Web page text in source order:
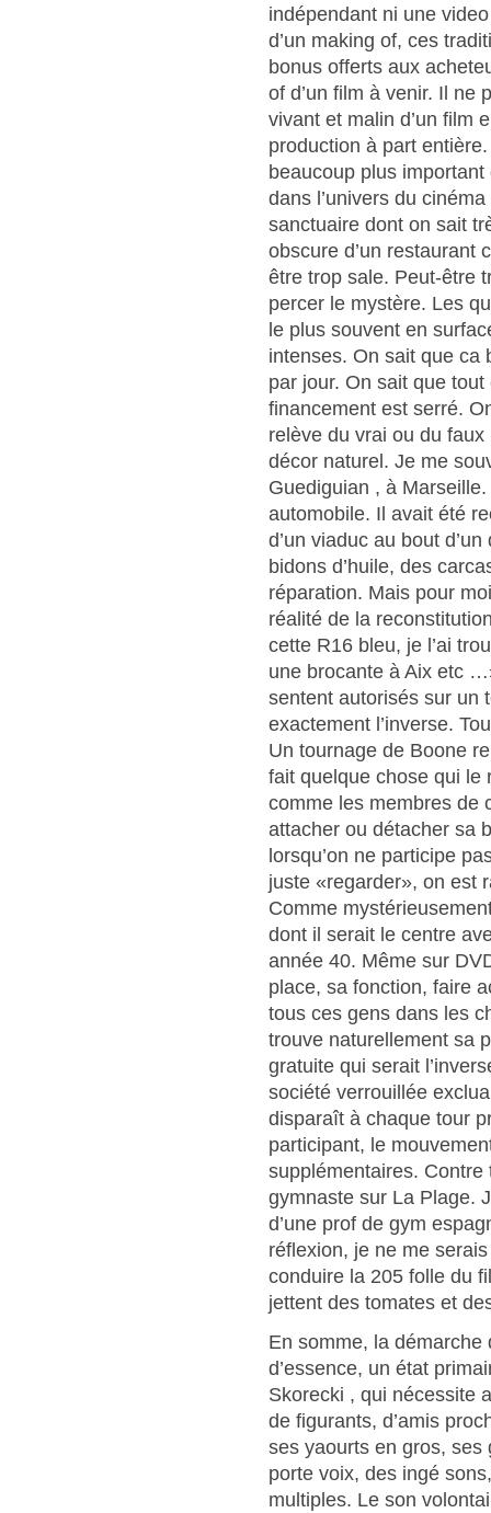
indépendant ni une
d’un making of, ces
bonus offerts aux
of d’un film à venir. Il ne
vivant et malin d’un film
production à part
beaucoup plus important
dans l’univers du
sanctuaire dont on sait
obscure d’un restaurant
être trop sale. Peut-être
percer le mystère. Les
le plus souvent en
intenses. On sait que ca
par jour. On sait que
financement est serré.
relève du vrai ou du
décor naturel. Je me
Guediguian , à
automobile. Il avait été
d’un viaduc au bout
bidons d’huile, des
réparation. Mais pour
réalité de la
cette R16 bleu, je l’ai
une brocante à Aix etc
sentent autorisés sur un
exactement l’inverse.
Un tournage de Boone
fait quelque chose qui le
comme les membres de
attacher ou détacher sa
lorsqu’on ne participe
juste «regarder», on est
Comme
dont il serait le centre
année 40. Même sur
place, sa fonction, faire
tous ces gens dans les
trouve naturellement sa
gratuite qui serait
société verrouillée
disparaît à chaque tour
participant, le
supplémentaires. Contre
gymnaste sur La Plage.
d’une prof de gym
réflexion, je ne me
conduire la 205 folle du
jettent des tomates et
En somme, la
d’essence, un état
Skorecki , qui nécessite
de figurants, d’amis
ses yaourts en gros, ses
porte voix, des ingé
multiples. Le son